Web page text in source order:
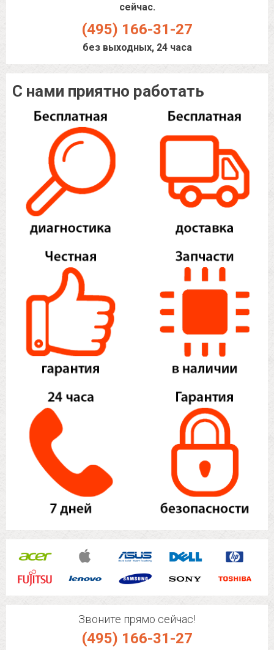
сейчас.
(495) 166-31-27
без выходных, 24 часа
С нами приятно работать
Звоните прямо сейчас!
(495) 166-31-27